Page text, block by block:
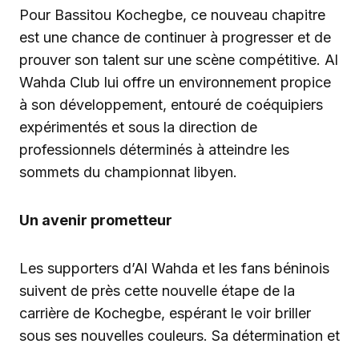
Pour Bassitou Kochegbe, ce nouveau chapitre
est une chance de continuer à progresser et de
prouver son talent sur une scène compétitive. Al
Wahda Club lui offre un environnement propice
à son développement, entouré de coéquipiers
expérimentés et sous la direction de
professionnels déterminés à atteindre les
sommets du championnat libyen.
Un avenir prometteur
Les supporters d’Al Wahda et les fans béninois
suivent de près cette nouvelle étape de la
carrière de Kochegbe, espérant le voir briller
sous ses nouvelles couleurs. Sa détermination et